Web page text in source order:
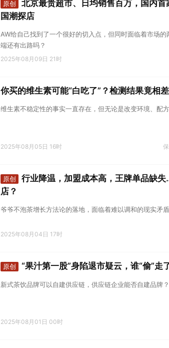
原创
北京最贵超市、日均销售百万，国内首
国潮探店
AW给自己找到了一个很好的切入点，但同时面临着市场
端还有出路吗？
2025年08月09日 21时
你买的维生素可能“白吃了”？检测结果竟相
维生素不稳定性的事实一直存在，但无论是改变环境、配
2025年08月05日 16时
原创
行业降温，加盟成本高，王牌单品缺
店？
爷爷不泡茶增长方法论的落地，面临着难以调和的现实矛盾
2025年08月04日 17时
原创 “果汁第一股”身陷退市疑云，谁“偷”
新式茶饮品牌可以自建供应链，供应链企业能否自建品牌？
2025年08月01日 00时